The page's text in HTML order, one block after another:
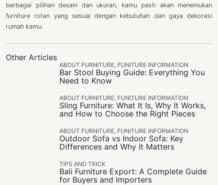
berbagai pilihan desain dan ukuran, kamu pasti akan menemukan
furniture rotan yang sesuai dengan kebutuhan dan gaya dekorasi
rumah kamu.
Other Articles
ABOUT FURNITURE, FUNITURE INFORMATION
Bar Stool Buying Guide: Everything You
Need to Know
ABOUT FURNITURE, FUNITURE INFORMATION
Sling Furniture: What It Is, Why It Works,
and How to Choose the Right Pieces
ABOUT FURNITURE, FUNITURE INFORMATION
Outdoor Sofa vs Indoor Sofa: Key
Differences and Why It Matters
TIPS AND TRICK
Bali Furniture Export: A Complete Guide
for Buyers and Importers